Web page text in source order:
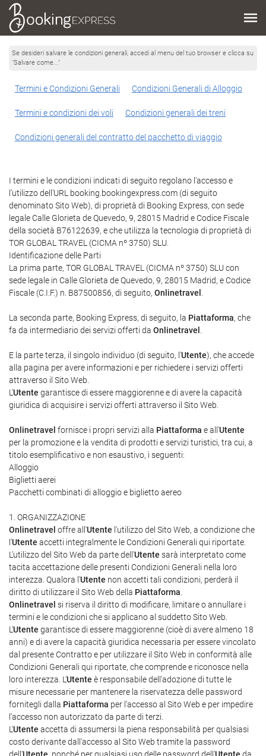
Se desideri salvare le condizioni generali, accedi al menu del tuo browser e clicca su
"Salvare come..."
Termini e Condizioni Generali Condizioni Generali di Alloggio
Termini e condizioni dei voli Condizioni generali dei treni
Condizioni generali del contratto del pacchetto di viaggio
I termini e le condizioni indicati di seguito regolano l'accesso e
l'utilizzo dell'URL booking.bookingexpress.com (di seguito
denominato Sito Web), di proprietà di Booking Express, con sede
legale Calle Glorieta de Quevedo, 9, 28015 Madrid e Codice Fiscale
della società B76122639, e che utilizza la tecnologia di proprietà di
TOR GLOBAL TRAVEL (CICMA nº 3750) SLU.
Identificazione delle Parti
La prima parte, TOR GLOBAL TRAVEL (CICMA nº 3750) SLU con
sede legale in Calle Glorieta de Quevedo, 9, 28015 Madrid, e Codice
Fiscale (C.I.F.) n. B87500856, di seguito, Onlinetravel
La seconda parte, Booking Express, di seguito, la Piattaforma, che
fa da intermediario dei servizi offerti da Onlinetravel
E la parte terza, il singolo individuo (di seguito, l'Utente), che accede
alla pagina per avere informazioni e per richiedere i servizi offerti
attraverso il Sito Web.
L'Utente garantisce di essere maggiorenne e di avere la capacità
giuridica di acquisire i servizi offerti attraverso il Sito Web.
Onlinetravel fornisce i propri servizi alla Piattaforma e all'Utente
per la promozione e la vendita di prodotti e servizi turistici, tra cui, a
titolo esemplificativo e non esaustivo, i seguenti:
Alloggio
Biglietti aerei
Pacchetti combinati di alloggio e biglietto aereo
1. ORGANIZZAZIONE
Onlinetravel offre all'Utente l'utilizzo del Sito Web, a condizione che
l'Utente accetti integralmente le Condizioni Generali qui riportate.
L'utilizzo del Sito Web da parte dell'Utente sarà interpretato come
tacita accettazione delle presenti Condizioni Generali nella loro
interezza. Qualora l'Utente non accetti tali condizioni, perderà il
diritto di utilizzare il Sito Web della Piattaforma
Onlinetravel si riserva il diritto di modificare, limitare o annullare i
termini e le condizioni che si applicano al suddetto Sito Web.
L'Utente garantisce di essere maggiorenne (cioè di avere almeno 18
anni) e di avere la capacità giuridica necessaria per essere vincolato
dal presente Contratto e per utilizzare il Sito Web in conformità alle
Condizioni Generali qui riportate, che comprende e riconosce nella
loro interezza. L'Utente è responsabile dell'adozione di tutte le
misure necessarie per mantenere la riservatezza delle password
fornitegli dalla Piattaforma per l'accesso al Sito Web e per impedire
l'accesso non autorizzato da parte di terzi.
L'Utente accetta di assumersi la piena responsabilità per qualsiasi
costo derivante dall'accesso al Sito Web tramite la password